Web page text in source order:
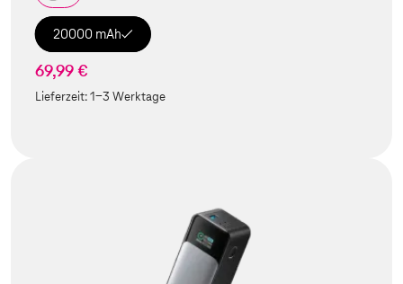
20000 mAh
69,99 €
Lieferzeit:1-3 Werktage